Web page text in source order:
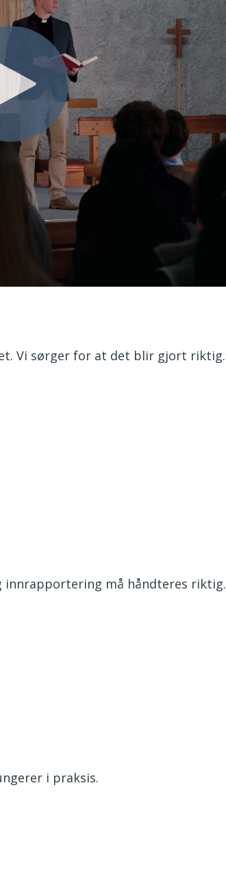
Vi sørger for at det blir gjort riktig.
innrapportering må håndteres riktig.
i praksis.